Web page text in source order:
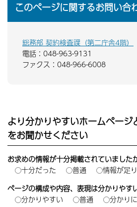
このページに関するお問い合
総務部 契約検査課（第二庁舎4階）
電話：048-963-9131
ファクス：048-966-6008
より分かりやすいホームページ
をお聞かせください
お求めの情報が十分掲載されていました
十分だった
普通
情報が足
ページの構成や内容、表現は分かりやす
分かりやすい
普通
分かり